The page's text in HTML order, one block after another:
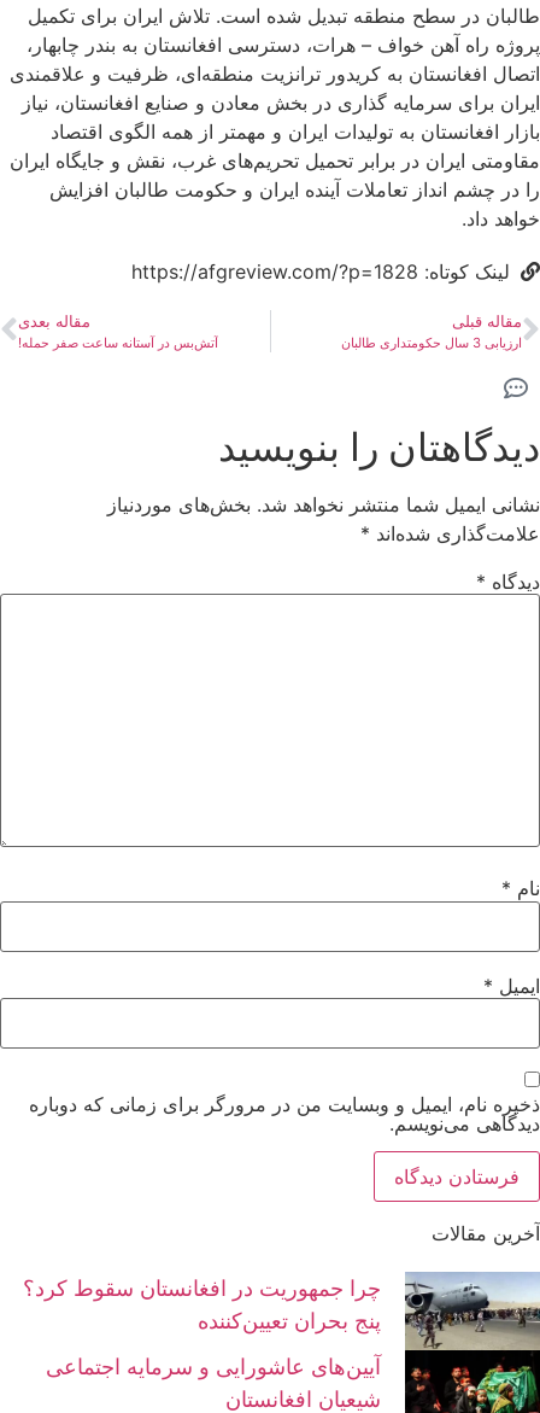
طالبان در سطح منطقه تبدیل شده است. تلاش ایران برای تکمیل
پروژه راه آهن خواف – هرات، دسترسی افغانستان به بندر چابهار،
اتصال افغانستان به کریدور ترانزیت منطقه‌ای، ظرفیت و علاقمندی
ایران برای سرمایه گذاری در بخش معادن و صنایع افغانستان، نیاز
بازار افغانستان به تولیدات ایران و مهمتر از همه الگوی اقتصاد
مقاومتی ایران در برابر تحمیل تحریم‌های غرب، نقش و جایگاه ایران
را در چشم انداز تعاملات آینده ایران و حکومت طالبان افزایش
خواهد داد.
لینک کوتاه: https://afgreview.com/?p=1828
مقاله قبلی
ارزیابی 3 سال حکومتداری طالبان
مقاله بعدی
آتش‌بس در آستانه ساعت صفر حمله!
دیدگاهتان را بنویسید
نشانی ایمیل شما منتشر نخواهد شد. بخش‌های موردنیاز
علامت‌گذاری شده‌اند *
دیدگاه *
نام *
ایمیل *
ذخیره نام، ایمیل و وبسایت من در مرورگر برای زمانی که دوباره
دیدگاهی می‌نویسم.
آخرین مقالات
چرا جمهوریت در افغانستان سقوط کرد؟
پنج بحران تعیین‌کننده
آیین‌های عاشورایی و سرمایه اجتماعی
شیعیان افغانستان